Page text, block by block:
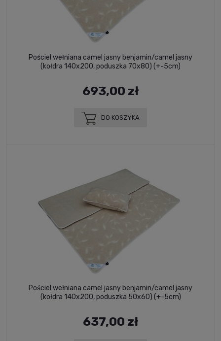
Pościel wełniana camel jasny benjamin/camel jasny
(kołdra 140x200, poduszka 70x80) (+-5cm)
693,00 zł
DO KOSZYKA
Pościel wełniana camel jasny benjamin/camel jasny
(kołdra 140x200, poduszka 50x60) (+-5cm)
637,00 zł